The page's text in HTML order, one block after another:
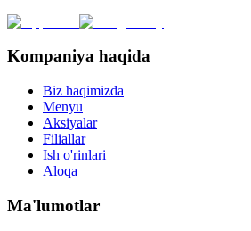
Kompaniya haqida
Biz haqimizda
Menyu
Aksiyalar
Filiallar
Ish o'rinlari
Aloqa
Ma'lumotlar